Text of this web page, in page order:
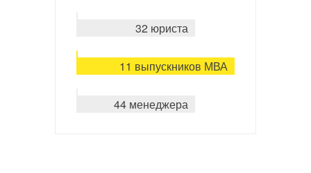
32 юриста
11 выпускников МВА
44 менеджера